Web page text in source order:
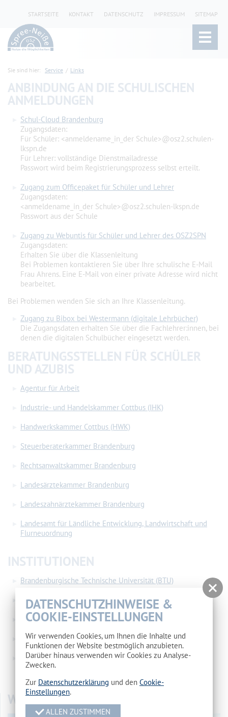
STARTSEITE KONTAKT DATENSCHUTZ IMPRESSUM SITEMAP
Sie sind hier: Service Links
ANBINDUNG AN DIE SCHULISCHEN
ANMELDUNGEN
Schul-Cloud Brandenburg
Zugangsdaten:
Für Schüler: <anmeldename_in_der Schule>@osz2.schulen-
lkspn.de
Für Lehrer: vollständige Dienstmailadresse
Passwort wird beim Registrierungsprozess selbst erteilt.
Zugang zum Officepaket für Schüler und Lehrer
Zugangsdaten:
<anmeldename_in_der Schule>@osz2.schulen-lkspn.de
Passwort aus der Schule
Zugang zu Webuntis für Schüler und Lehrer des OSZ2SPN
Zugangsdaten:
Erhalten Sie über die Klassenleitung
Bei Problemen kontaktieren Sie über Ihre schulische E-Mail
Frau Ahrens. Eine E-Mail von einer private Adresse wird nicht
bearbeitet.
Bei Problemen wenden Sie sich an Ihre Klassenleitung.
Zugang zu Bibox bei Westermann (digitale Lehrbücher)
Die Zugangsdaten erhalten Sie über die Fachlehrer:innen, bei
denen die digitalen Schulbücher eingesetzt werden.
BERATUNGSSTELLEN FÜR SCHÜLER
UND AZUBIS
Agentur für Arbeit
Industrie- und Handelskammer Cottbus (IHK)
Handwerkskammer Cottbus (HWK)
Steuerberaterkammer Brandenburg
Rechtsanwaltskammer Brandenburg
Landesärztekammer Brandenburg
Landeszahnärztekammer Brandenburg
Landesamt für Ländliche Entwicklung, Landwirtschaft und
Flurneuordnung
INSTITUTIONEN
Brandenburgische Technische Universität (BTU)
Universitätsbibliothek Cottbus
Stadt- und Regionalbibliothek Cottbus
Knappschaft Bahn See
Niederlausitzer Studieninstitut für kommunale Verwaltung
WOHNHEIM
DATENSCHUTZHINWEISE &
COOKIE-EINSTELLUNGEN
Wir verwenden Cookies, um Ihnen die Inhalte und
Funktionen der Website bestmöglich anzubieten.
Darüber hinaus verwenden wir Cookies zu Analyse-
Zwecken.
Zur Datenschutzerklärung und den Cookie-
Einstellungen.
ALLEN ZUSTIMMEN